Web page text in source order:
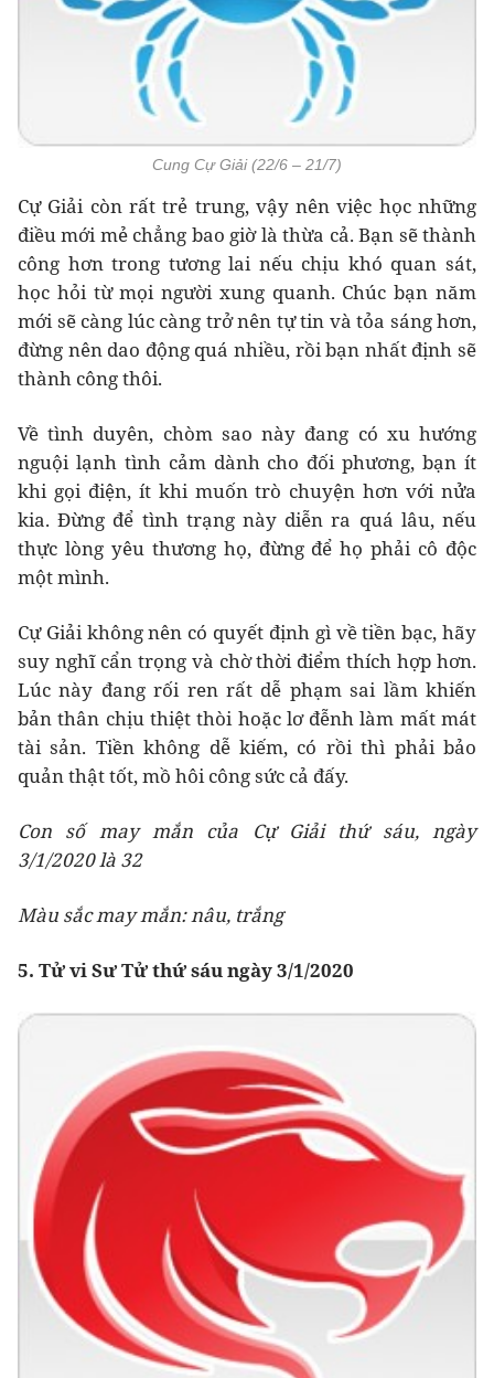
Cung Cự Giải (22/6 – 21/7)
Cự Giải còn rất trẻ trung, vậy nên việc học những
điều mới mẻ chẳng bao giờ là thừa cả. Bạn sẽ thành
công hơn trong tương lai nếu chịu khó quan sát,
học hỏi từ mọi người xung quanh. Chúc bạn năm
mới sẽ càng lúc càng trở nên tự tin và tỏa sáng hơn,
đừng nên dao động quá nhiều, rồi bạn nhất định sẽ
thành công thôi.
Về tình duyên, chòm sao này đang có xu hướng
nguội lạnh tình cảm dành cho đối phương, bạn ít
khi gọi điện, ít khi muốn trò chuyện hơn với nửa
kia. Đừng để tình trạng này diễn ra quá lâu, nếu
thực lòng yêu thương họ, đừng để họ phải cô độc
một mình.
Cự Giải không nên có quyết định gì về tiền bạc, hãy
suy nghĩ cẩn trọng và chờ thời điểm thích hợp hơn.
Lúc này đang rối ren rất dễ phạm sai lầm khiến
bản thân chịu thiệt thòi hoặc lơ đễnh làm mất mát
tài sản. Tiền không dễ kiếm, có rồi thì phải bảo
quản thật tốt, mồ hôi công sức cả đấy.
Con số may mắn của Cự Giải thứ sáu, ngày
3/1/2020 là 32
Màu sắc may mắn: nâu, trắng
5. Tử vi Sư Tử thứ sáu ngày 3/1/2020